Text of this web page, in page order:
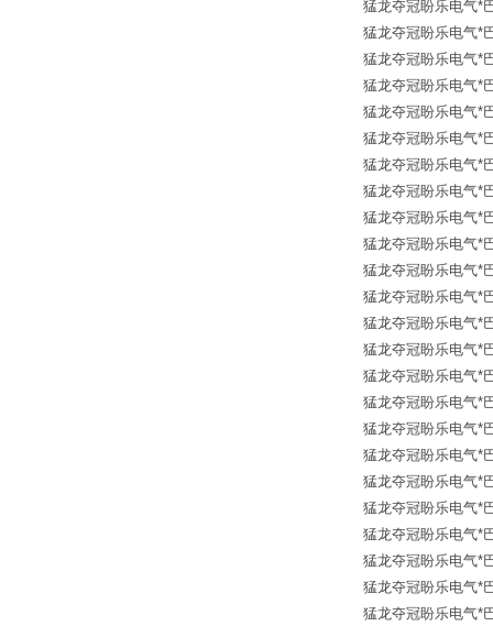
猛龙夺冠盼乐电气*
猛龙夺冠盼乐电气*
猛龙夺冠盼乐电气*
猛龙夺冠盼乐电气*
猛龙夺冠盼乐电气*
猛龙夺冠盼乐电气*
猛龙夺冠盼乐电气*
猛龙夺冠盼乐电气*
猛龙夺冠盼乐电气*
猛龙夺冠盼乐电气*
猛龙夺冠盼乐电气*
猛龙夺冠盼乐电气*
猛龙夺冠盼乐电气*
猛龙夺冠盼乐电气*
猛龙夺冠盼乐电气*
猛龙夺冠盼乐电气*
猛龙夺冠盼乐电气*
猛龙夺冠盼乐电气*
猛龙夺冠盼乐电气*
猛龙夺冠盼乐电气*
猛龙夺冠盼乐电气*
猛龙夺冠盼乐电气*
猛龙夺冠盼乐电气*
猛龙夺冠盼乐电气*